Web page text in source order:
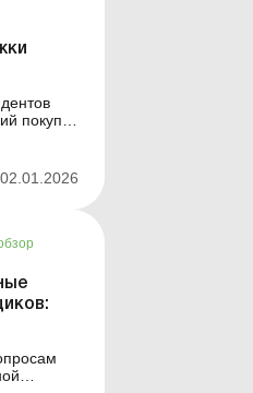
покупки
02.01.2026